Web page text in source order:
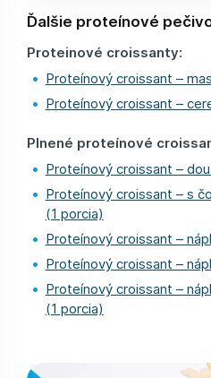
Ďalšie proteínové
Proteinové croissanty:
Proteínový croissant –
Proteínový croissant –
Plnené proteínové
Proteínový croissant –
Proteínový croissant – s
(1 porcia)
Proteínový croissant –
Proteínový croissant –
Proteínový croissant –
(1 porcia)